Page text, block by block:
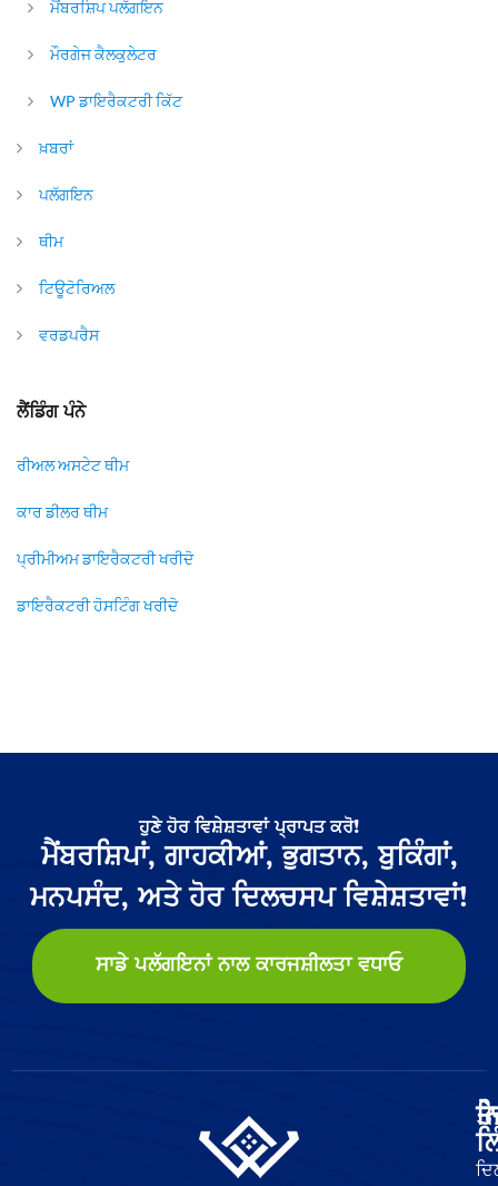
ਮੈਂਬਰਸ਼ਿਪ ਪਲੱਗਇਨ
ਮੌਰਗੇਜ ਕੈਲਕੁਲੇਟਰ
WP ਡਾਇਰੈਕਟਰੀ ਕਿੱਟ
ਖ਼ਬਰਾਂ
ਪਲੱਗਇਨ
ਥੀਮ
ਟਿਊਟੋਰਿਅਲ
ਵਰਡਪਰੈਸ
ਲੈਂਡਿੰਗ ਪੰਨੇ
ਰੀਅਲ ਅਸਟੇਟ ਥੀਮ
ਕਾਰ ਡੀਲਰ ਥੀਮ
ਪ੍ਰੀਮੀਅਮ ਡਾਇਰੈਕਟਰੀ ਖਰੀਦੋ
ਡਾਇਰੈਕਟਰੀ ਹੋਸਟਿੰਗ ਖਰੀਦੋ
ਹੁਣੇ ਹੋਰ ਵਿਸ਼ੇਸ਼ਤਾਵਾਂ ਪ੍ਰਾਪਤ ਕਰੋ!
ਮੈਂਬਰਸ਼ਿਪਾਂ, ਗਾਹਕੀਆਂ, ਭੁਗਤਾਨ, ਬੁਕਿੰਗਾਂ,
ਮਨਪਸੰਦ, ਅਤੇ ਹੋਰ ਦਿਲਚਸਪ ਵਿਸ਼ੇਸ਼ਤਾਵਾਂ!
ਸਾਡੇ ਪਲੱਗਇਨਾਂ ਨਾਲ ਕਾਰਜਸ਼ੀਲਤਾ ਵਧਾਓ